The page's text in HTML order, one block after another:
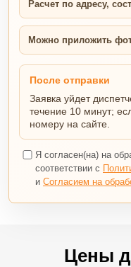
Расчет по адресу,
Можно приложить
После отправки
Заявка уйдет
течение 10 минут;
номеру на сайте.
Я согласен(на) на
соответствии с
и Согласием на
Цены